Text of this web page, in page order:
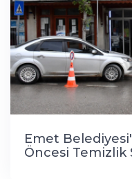
Emet
Öncesi Temizlik